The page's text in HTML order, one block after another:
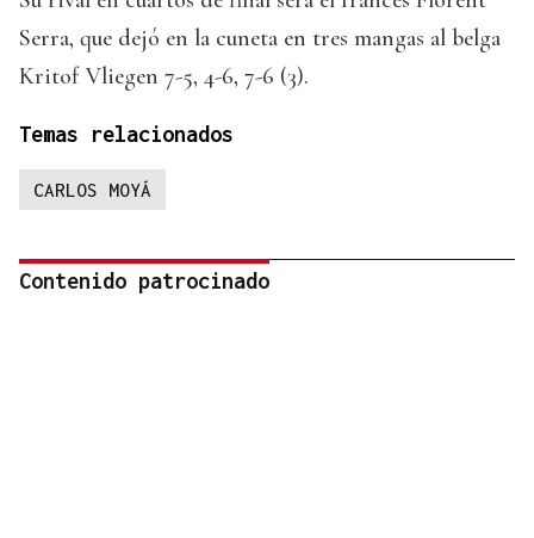
Serra, que dejó en la cuneta en tres mangas al belga
Kritof Vliegen 7-5, 4-6, 7-6 (3).
Temas relacionados
CARLOS MOYÁ
Contenido patrocinado